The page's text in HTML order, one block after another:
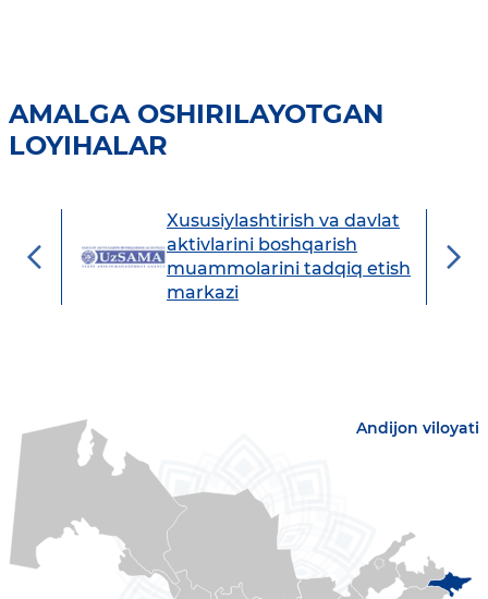
AMALGA OSHIRILAYOTGAN
LOYIHALAR
Xususiylashtirish va davlat
aktivlarini boshqarish
muammolarini tadqiq etish
markazi
Andijon viloyati